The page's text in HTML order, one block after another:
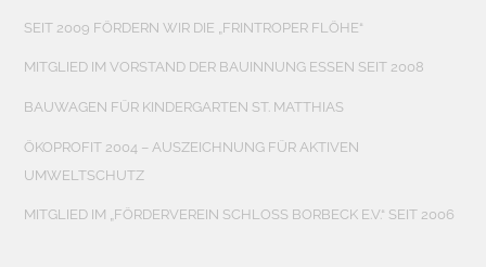
SEIT 2009 FÖRDERN WIR DIE „FRINTROPER FLÖHE“
MITGLIED IM VORSTAND DER BAUINNUNG ESSEN SEIT 2008
BAUWAGEN FÜR KINDERGARTEN ST. MATTHIAS
ÖKOPROFIT 2004 – AUSZEICHNUNG FÜR AKTIVEN
UMWELTSCHUTZ
MITGLIED IM „FÖRDERVEREIN SCHLOSS BORBECK E.V.“ SEIT 2006